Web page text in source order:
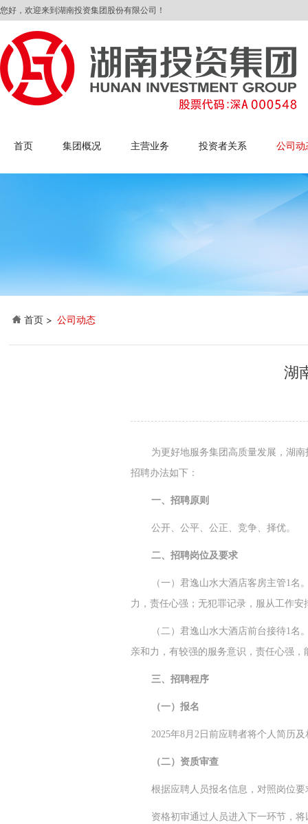
您好，欢迎来到湖南投资集团股份有限公司！
首页 集团概况 主营业务 投资者关系 公司动
首页 公司动态
湖
为更好地服务集团高质量发展，湖
招聘办法如下：
一、招聘原则
公开、公平、公正、竞争、择优。
二、招聘岗位及要求
（一）君逸山水大酒店客房主管1
力，责任心强；无犯罪记录，服从工作
（二）君逸山水大酒店前台接待1
亲和力，有较强的服务意识，责任心强
三、招聘程序
（一）报名
2025年8月2日前应聘者将个人简历
（二）资质审查
根据应聘人员报名信息，对照岗位
资格初审通过人员进入下一环节，